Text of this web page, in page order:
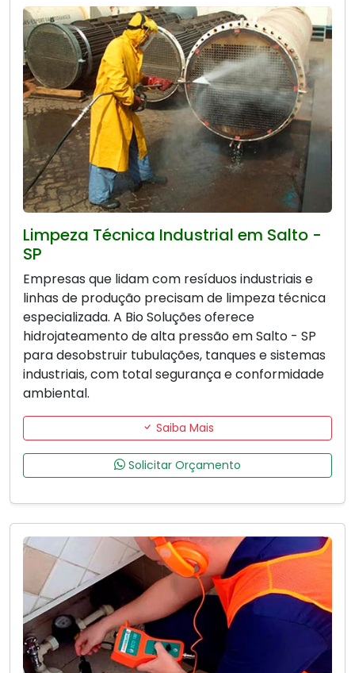
Limpeza Técnica Industrial em Salto -
SP
Empresas que lidam com resíduos industriais e
linhas de produção precisam de limpeza técnica
especializada. A Bio Soluções oferece
hidrojateamento de alta pressão em Salto - SP
para desobstruir tubulações, tanques e sistemas
industriais, com total segurança e conformidade
ambiental.
Saiba Mais
Solicitar Orçamento